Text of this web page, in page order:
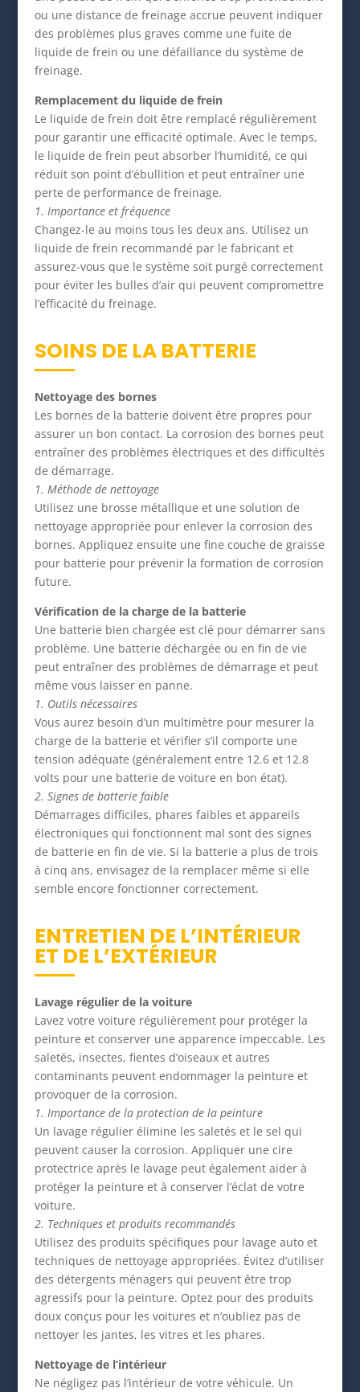
ou une distance de freinage accrue peuvent indiquer
des problèmes plus graves comme une fuite de
liquide de frein ou une défaillance du système de
freinage.
Remplacement du liquide de frein
Le liquide de frein doit être remplacé régulièrement
pour garantir une efficacité optimale. Avec le temps,
le liquide de frein peut absorber l’humidité, ce qui
réduit son point d’ébullition et peut entraîner une
perte de performance de freinage.
1. Importance et fréquence
Changez-le au moins tous les deux ans. Utilisez un
liquide de frein recommandé par le fabricant et
assurez-vous que le système soit purgé correctement
pour éviter les bulles d’air qui peuvent compromettre
l’efficacité du freinage.
SOINS DE LA BATTERIE
Nettoyage des bornes
Les bornes de la batterie doivent être propres pour
assurer un bon contact. La corrosion des bornes peut
entraîner des problèmes électriques et des difficultés
de démarrage.
1. Méthode de nettoyage
Utilisez une brosse métallique et une solution de
nettoyage appropriée pour enlever la corrosion des
bornes. Appliquez ensuite une fine couche de graisse
pour batterie pour prévenir la formation de corrosion
future.
Vérification de la charge de la batterie
Une batterie bien chargée est clé pour démarrer sans
problème. Une batterie déchargée ou en fin de vie
peut entraîner des problèmes de démarrage et peut
même vous laisser en panne.
1. Outils nécessaires
Vous aurez besoin d’un multimètre pour mesurer la
charge de la batterie et vérifier s’il comporte une
tension adéquate (généralement entre 12.6 et 12.8
volts pour une batterie de voiture en bon état).
2. Signes de batterie faible
Démarrages difficiles, phares faibles et appareils
électroniques qui fonctionnent mal sont des signes
de batterie en fin de vie. Si la batterie a plus de trois
à cinq ans, envisagez de la remplacer même si elle
semble encore fonctionner correctement.
ENTRETIEN DE L’INTÉRIEUR
ET DE L’EXTÉRIEUR
Lavage régulier de la voiture
Lavez votre voiture régulièrement pour protéger la
peinture et conserver une apparence impeccable. Les
saletés, insectes, fientes d’oiseaux et autres
contaminants peuvent endommager la peinture et
provoquer de la corrosion.
1. Importance de la protection de la peinture
Un lavage régulier élimine les saletés et le sel qui
peuvent causer la corrosion. Appliquer une cire
protectrice après le lavage peut également aider à
protéger la peinture et à conserver l’éclat de votre
voiture.
2. Techniques et produits recommandés
Utilisez des produits spécifiques pour lavage auto et
techniques de nettoyage appropriées. Évitez d’utiliser
des détergents ménagers qui peuvent être trop
agressifs pour la peinture. Optez pour des produits
doux conçus pour les voitures et n’oubliez pas de
nettoyer les jantes, les vitres et les phares.
Nettoyage de l’intérieur
Ne négligez pas l’intérieur de votre véhicule. Un